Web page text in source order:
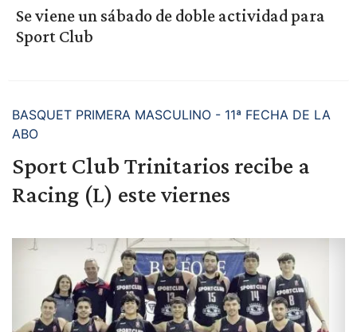
Se viene un sábado de doble actividad para
Sport Club
BASQUET PRIMERA MASCULINO - 11ª FECHA DE LA
ABO
Sport Club Trinitarios recibe a
Racing (L) este viernes